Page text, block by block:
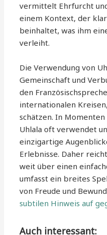
vermittelt Ehrfurcht
einem Kontext, der
beinhaltet, was ihm
verleiht.
Die Verwendung von
Gemeinschaft und
den
internationalen
schätzen. In
Uhlala oft verwendet
einzigartige
Erlebnisse. Daher
weit über einen
umfasst ein breites
von Freude und
subtilen Hinweis auf
Auch interessant: